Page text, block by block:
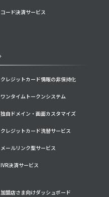
クレジットカード情報の非保持化
ワンタイムトークンシステム
独自ドメイン・画面カスタマイズ
クレジットカード洗替サービス
メールリンク型サービス
IVR決済サービス
加盟店さま向けダッシュボード
コード決済サービス